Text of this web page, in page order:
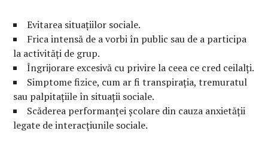
Evitarea situațiilor sociale.
Frica intensă de a vorbi în public sau de a participa
la activități de grup.
Îngrijorare excesivă cu privire la ceea ce cred ceilalți.
Simptome fizice, cum ar fi transpirația, tremuratul
sau palpitațiile în situații sociale.
Scăderea performanței școlare din cauza anxietății
legate de interacțiunile sociale.